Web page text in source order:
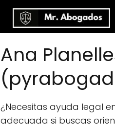
Ana
¿Necesitas ayuda legal
adecuada si buscas